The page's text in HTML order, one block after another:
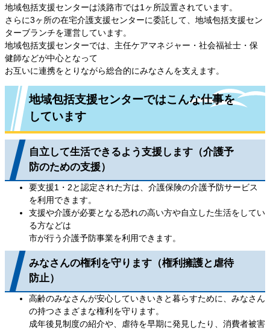
地域包括支援センターは淡路市では1ヶ所設置されています。
さらに3ヶ所の在宅介護支援センターに委託して、地域包括支援セン
ターブランチを運営しています。
地域包括支援センターでは、主任ケアマネジャー・社会福祉士・保
健師などが中心となって
お互いに連携をとりながら総合的にみなさんを支えます。
地域包括支援センターではこんな仕事を
しています
自立して生活できるよう支援します（介護予
防のための支援）
要支援1・2と認定された方は、介護保険の介護予防サービス
を利用できます。
支援や介護が必要となる恐れの高い方や自立した生活をしてい
る方などは
市が行う介護予防事業を利用できます。
みなさんの権利を守ります（権利擁護と虐待
防止）
高齢のみなさんが安心していきいきと暮らすために、みなさん
の持つさまざまな権利を守ります。
成年後見制度の紹介や、虐待を早期に発見したり、消費者被害